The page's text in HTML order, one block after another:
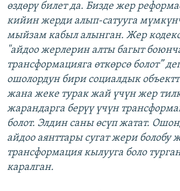
өздөрү билет да. Бизде жер
кийин жерди алып-сатууга
мыйзам кабыл алынган. Жер
"айдоо жерлерин алты багыт
трансформацияга өткөрсө болот”
ошолордун бири социалдык
жана жеке турак жай үчүн жер
жарандарга берүү үчүн
болот. Элдин саны өсүп жатат.
айдоо аянттары сугат жери болобу
трансформация кылууга боло
каралган.